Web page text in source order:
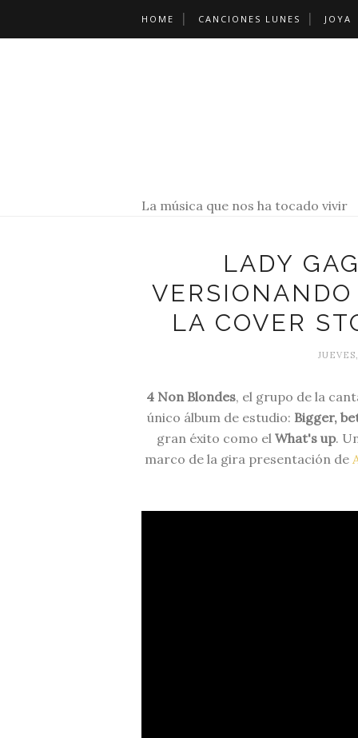
HOME CANCIONES LUNES JOYA
La música que nos ha tocado vivir
LADY
LA COVER
4 Non Blondes, el grupo de la
único álbum de estudio: Bigger,
gran éxito como el What's up.
marco de la gira presentación de